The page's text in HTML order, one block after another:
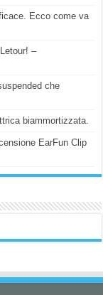
Ecco come va
–
che
biammortizzata.
EarFun Clip